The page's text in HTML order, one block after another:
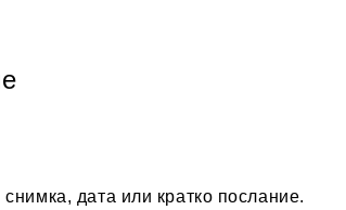
дата или кратко послание.